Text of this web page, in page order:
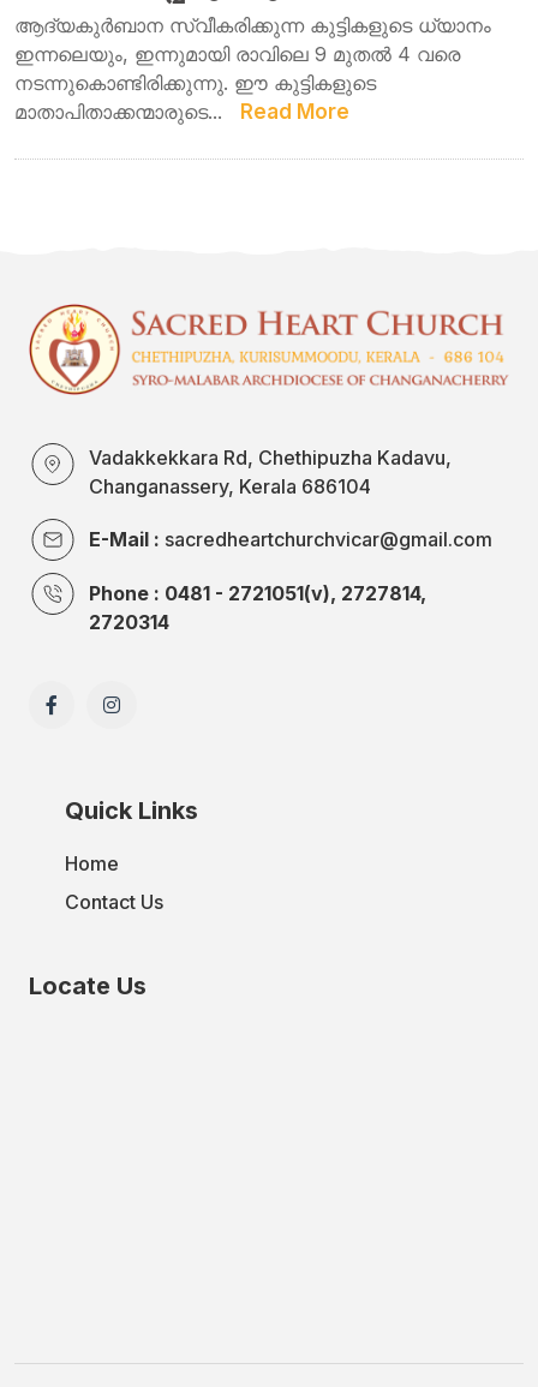
ആദ്യകുർബാന സ്വീകരിക്കുന്ന കുട്ടികളുടെ ധ്യാനം
ഇന്നലെയും, ഇന്നുമായി രാവിലെ 9 മുതൽ 4 വരെ
നടന്നുകൊണ്ടിരിക്കുന്നു. ഈ കുട്ടികളുടെ
മാതാപിതാക്കന്മാരുടെ...
Read More
Vadakkekkara Rd, Chethipuzha Kadavu,
Changanassery, Kerala 686104
E-Mail : sacredheartchurchvicar@gmail.com
Phone : 0481 - 2721051(v), 2727814,
2720314
Quick Links
Home
Contact Us
Locate Us